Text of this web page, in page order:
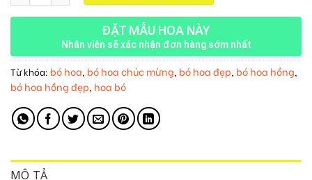
ĐẶT MẪU HOA NÀY
Nhân viên sẽ xác nhận đơn hàng sớm nhất
Từ khóa: bó hoa, bó hoa chúc mừng, bó hoa đẹp, bó hoa hồng,
bó hoa hồng đẹp, hoa bó
MÔ TẢ